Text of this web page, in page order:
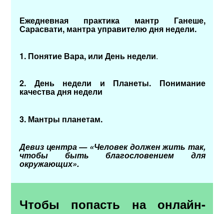
Ежедневная практика мантр Ганеше,
Сарасвати, мантра управителю дня недели.
1. Понятие Вара, или День недели.
2. День недели и Планеты. Понимание
качества дня недели
3. Мантры планетам.
Девиз центра — «Человек должен жить так,
чтобы быть благословением для
окружающих».
Чтобы попасть на онлайн-